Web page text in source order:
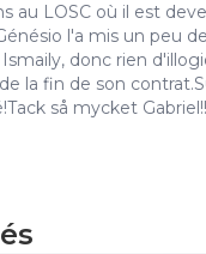
au LOSC où il est
l'a mis un peu
donc rien
la fin de son
så mycket Gabriel!!